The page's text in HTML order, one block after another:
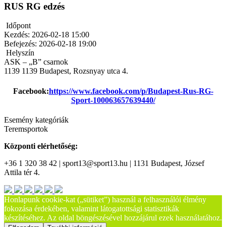
RUS RG edzés
Időpont
Kezdés: 2026-02-18 15:00
Befejezés: 2026-02-18 19:00
Helyszín
ASK – „B” csarnok
1139 1139 Budapest, Rozsnyay utca 4.
Facebook:https://www.facebook.com/p/Budapest-Rus-RG-
Sport-100063657639440/
Esemény kategóriák
Teremsportok
Központi elérhetőség:
+36 1 320 38 42 | sport13@sport13.hu | 1131 Budapest, József
Attila tér 4.
Honlapunk cookie-kat („sütiket”) használ a felhasználói élmény
fokozása érdekében, valamint látogatottsági statisztikák
készítéséhez. Az oldal böngészésével hozzájárul ezek használatához.